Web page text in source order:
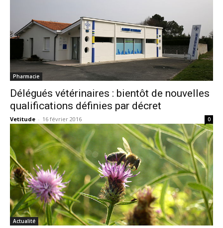
Pharmacie
Délégués vétérinaires : bientôt de nouvelles
qualifications définies par décret
Vetitude - 16 février 2016 0
Actualité